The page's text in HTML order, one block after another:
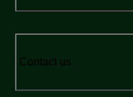
Contact us